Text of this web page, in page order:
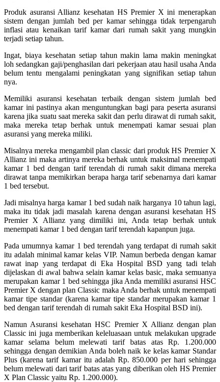
Produk asuransi Allianz kesehatan HS Premier X ini menerapkan
sistem dengan jumlah bed per kamar sehingga tidak terpengaruh
inflasi atau kenaikan tarif kamar dari rumah sakit yang mungkin
terjadi setiap tahun.
Ingat, biaya kesehatan setiap tahun makin lama makin meningkat
loh sedangkan gaji/penghasilan dari pekerjaan atau hasil usaha Anda
belum tentu mengalami peningkatan yang signifikan setiap tahun
nya.
Memiliki asuransi kesehatan terbaik dengan sistem jumlah bed
kamar ini pastinya akan menguntungkan bagi para peserta asuransi
karena jika suatu saat mereka sakit dan perlu dirawat di rumah sakit,
maka mereka tetap berhak untuk menempati kamar sesuai plan
asuransi yang mereka miliki.
Misalnya mereka mengambil plan classic dari produk HS Premier X
Allianz ini maka artinya mereka berhak untuk maksimal menempati
kamar 1 bed dengan tarif terendah di rumah sakit dimana mereka
dirawat tanpa memikirkan berapa harga tarif sebenarnya dari kamar
1 bed tersebut.
Jadi misalnya harga kamar 1 bed sudah naik harganya 10 tahun lagi,
maka itu tidak jadi masalah karena dengan asuransi kesehatan HS
Premier X Allianz yang dimiliki ini, Anda tetap berhak untuk
menempati kamar 1 bed dengan tarif terendah kapanpun juga.
Pada umumnya kamar 1 bed terendah yang terdapat di rumah sakit
itu adalah minimal kamar kelas VIP. Namun berbeda dengan kamar
rawat inap yang terdapat di Eka Hospital BSD yang tadi telah
dijelaskan di awal bahwa selain kamar kelas basic, maka semuanya
merupakan kamar 1 bed sehingga jika Anda memiliki asuransi HSC
Premier X dengan plan Classic maka Anda berhak untuk menempati
kamar tipe standar (karena kamar tipe standar merupakan kamar 1
bed dengan tarif terendah di rumah sakit Eka Hospital BSD ini).
Namun Asuransi kesehatan HSC Premier X Allianz dengan plan
Classic ini juga memberikan keleluasaan untuk melakukan upgrade
kamar selama belum melewati tarif batas atas Rp. 1.200.000
sehingga dengan demikian Anda boleh naik ke kelas kamar Standar
Plus (karena tarif kamar itu adalah Rp. 850.000 per hari sehingga
belum melewati dari tarif batas atas yang diberikan oleh HS Premier
X Plan Classic yaitu Rp. 1.200.000).